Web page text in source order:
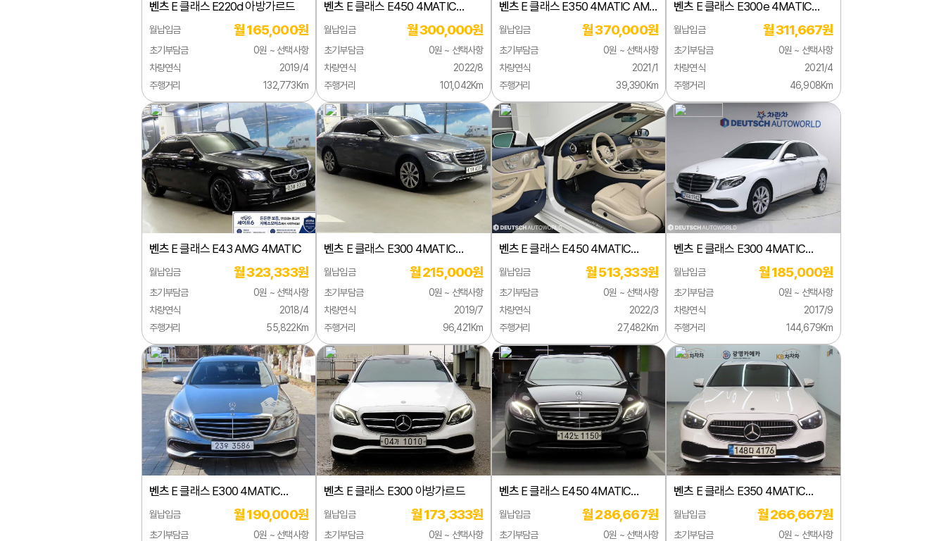
롤스로이스
링컨
마세라티
마이바흐
마쯔다
맥라렌
미쯔비시
미쯔오카
벤틀리
부가티
북기은상
뷰익
사브
사이언
선롱버스
스마트
스바루
스즈키
시보레
GL 클래스
GLA 클래스
GLB 클래스
GLC 클래스
GLE 클래스
GLK 클래스
GLS 클래스
M 클래스
R 클래스
S 클래스
SL 클래스
SLC 클래스
SLK 클래스
SLR
SLS AMG
AMG GT
V 클래스
스프린터
벤츠(구형)
벤츠E 클래스 E220d 아방가르드
월납입금 월 165,000원
초기부담금
0원 ~ 선택사항
차량연식
2019/4
주행거리
132,773Km
벤츠 E 클래스 E450 4MATIC
익스클루시브
월납입금 월 300,000원
초기부담금
0원 ~ 선택사항
차량연식
2022/8
주행거리
101,042Km
벤츠E 클래스 E350 4MATIC AMG
line 에디션
월납입금 월 370,000원
초기부담금
0원 ~ 선택사항
차량연식
2021/1
주행거리
39,390Km
벤츠 E 클래스 E300e 4MATIC
익스클루시브
월납입금 월 311,667원
초기부담금
0원 ~ 선택사항
차량연식
2021/4
주행거리
46,908Km
벤츠E 클래스 E43 AMG 4MATIC
월납입금 월 323,333원
초기부담금
0원 ~ 선택사항
차량연식
2018/4
주행거리
55,822Km
벤츠 E 클래스 E300 4MATIC
익스클루시브
월납입금 월 215,000원
초기부담금
0원 ~ 선택사항
차량연식
2019/7
주행거리
96,421Km
벤츠E 클래스 E450 4MATIC
카브리올레
월납입금 월 513,333원
초기부담금
0원 ~ 선택사항
차량연식
2022/3
주행거리
27,482Km
벤츠 E 클래스 E300 4MATIC
익스클루시브
월납입금 월 185,000원
초기부담금
0원 ~ 선택사항
차량연식
2017/9
주행거리
144,679Km
벤츠E 클래스 E300 4MATIC
아방가르드
월납입금 월 190,000원
초기부담금
0원 ~ 선택사항
벤츠 E 클래스 E300 아방가르드
월납입금 월 173,333원
초기부담금
0원 ~ 선택사항
벤츠E 클래스 E450 4MATIC
익스클루시브
월납입금 월 286,667원
초기부담금
0원 ~ 선택사항
벤츠 E 클래스 E350 4MATIC
아방가르드
월납입금 월 266,667원
초기부담금
0원 ~ 선택사항